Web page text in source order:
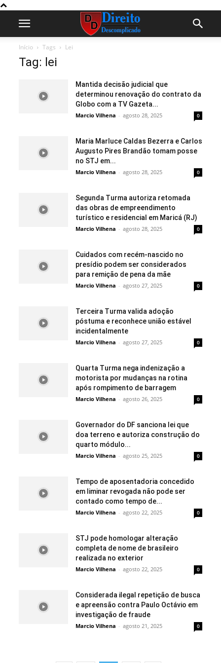
Início Tags Lei
Tag: lei
Mantida decisão judicial que
determinou renovação do contrato da
Globo com a TV Gazeta...
Marcio Vilhena - agosto 28, 2025 0
Maria Marluce Caldas Bezerra e Carlos
Augusto Pires Brandão tomam posse
no STJ em...
Marcio Vilhena - agosto 28, 2025 0
Segunda Turma autoriza retomada
das obras de empreendimento
turístico e residencial em Maricá (RJ)
Marcio Vilhena - agosto 28, 2025 0
Cuidados com recém-nascido no
presídio podem ser considerados
para remição de pena da mãe
Marcio Vilhena - agosto 27, 2025 0
Terceira Turma valida adoção
póstuma e reconhece união estável
incidentalmente
Marcio Vilhena - agosto 27, 2025 0
Quarta Turma nega indenização a
motorista por mudanças na rotina
após rompimento de barragem
Marcio Vilhena - agosto 26, 2025 0
Governador do DF sanciona lei que
doa terreno e autoriza construção do
quarto módulo...
Marcio Vilhena - agosto 25, 2025 0
Tempo de aposentadoria concedido
em liminar revogada não pode ser
contado como tempo de...
Marcio Vilhena - agosto 22, 2025 0
STJ pode homologar alteração
completa de nome de brasileiro
realizada no exterior
Marcio Vilhena - agosto 22, 2025 0
Considerada ilegal repetição de busca
e apreensão contra Paulo Octávio em
investigação de fraude
Marcio Vilhena - agosto 21, 2025 0